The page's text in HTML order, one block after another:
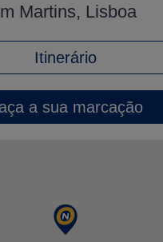
Martins, Lisboa
Itinerário
a sua marcação